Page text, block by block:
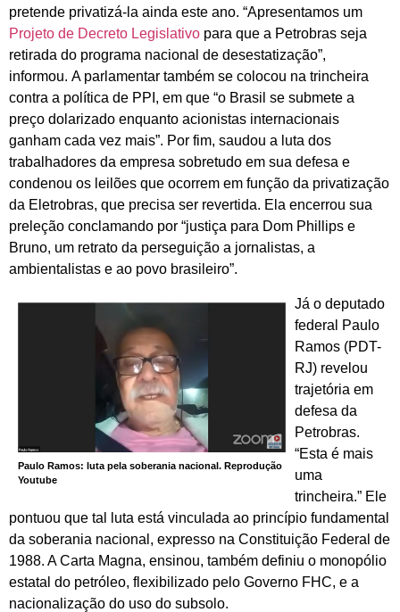
pretende privatizá-la ainda este ano. “Apresentamos um
Projeto de Decreto Legislativo para que a Petrobras seja
retirada do programa nacional de desestatização”,
informou. A parlamentar também se colocou na trincheira
contra a política de PPI, em que “o Brasil se submete a
preço dolarizado enquanto acionistas internacionais
ganham cada vez mais”. Por fim, saudou a luta dos
trabalhadores da empresa sobretudo em sua defesa e
condenou os leilões que ocorrem em função da privatização
da Eletrobras, que precisa ser revertida. Ela encerrou sua
preleção conclamando por “justiça para Dom Phillips e
Bruno, um retrato da perseguição a jornalistas, a
ambientalistas e ao povo brasileiro”.
Paulo Ramos: luta pela soberania nacional. Reprodução
Youtube
Já o deputado
federal Paulo
Ramos (PDT-
RJ) revelou
trajetória em
defesa da
Petrobras.
“Esta é mais
uma
trincheira.” Ele
pontuou que tal luta está vinculada ao princípio fundamental
da soberania nacional, expresso na Constituição Federal de
1988. A Carta Magna, ensinou, também definiu o monopólio
estatal do petróleo, flexibilizado pelo Governo FHC, e a
nacionalização do uso do subsolo.